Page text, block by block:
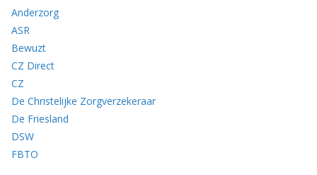
Anderzorg
ASR
Bewuzt
CZ Direct
CZ
De Christelijke Zorgverzekeraar
De Friesland
DSW
FBTO